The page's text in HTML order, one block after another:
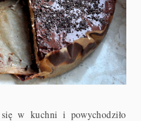
w kuchni i powychodziło